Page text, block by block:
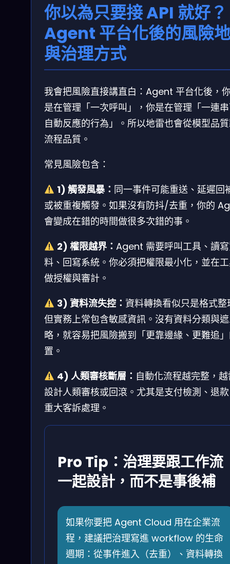
你以為只要接 API 就好？
Agent 平台化後的風險
與治理方式
我會把風險直接講直白：Agent 平台化後，
是在管理「一次呼叫」，你是在管理「一連
自動反應的行為」。所以地雷也會從模型品
流程品質。
常見風險包含：
1) 觸發風暴： 同一事件可能重送、延遲回
或被重複觸發。如果沒有防抖/去重，你的
會變成在錯的時間做很多次錯的事。
2) 權限越界： Agent 需要呼叫工具、讀
料、回寫系統。你必須把權限最小化，並在
做授權與審計。
3) 資料流失控： 資料轉換看似只是格式整
但實務上常包含敏感資訊。沒有資料分類與
略，就容易把風險搬到「更靠邊緣、更難追
置。
4) 人類審核斷層： 自動化流程越完整，
設計人類審核或回滾。尤其是支付檢測、退
重大客訴處理。
Pro Tip：治理要跟工作流
一起設計，而不是事後補
如果你要把 Agent Cloud 用在企業流
程，建議把治理寫進 workflow 的生命
週期：從事件進入（去重）、資料轉換